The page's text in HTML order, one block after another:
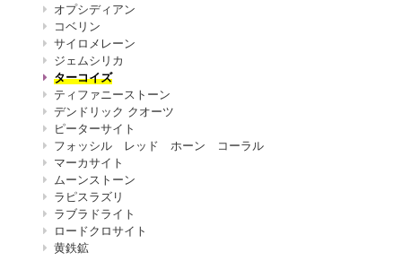
オプシディアン
コベリン
サイロメレーン
ジェムシリカ
ターコイズ
ティファニーストーン
デンドリック クオーツ
ピーターサイト
フォッシル レッド ホーン コーラル
マーカサイト
ムーンストーン
ラピスラズリ
ラブラドライト
ロードクロサイト
黄鉄鉱